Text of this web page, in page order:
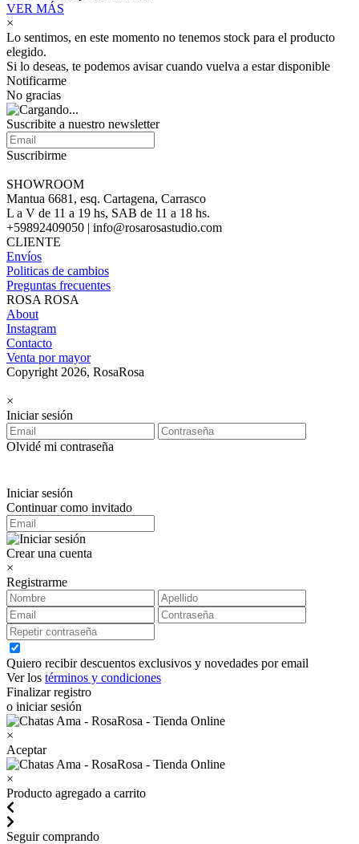
VER MÁS
×
Lo sentimos, en este momento no tenemos stock para el producto
elegido.
Si lo deseas, te podemos avisar cuando vuelva a estar disponible
Notificarme
No gracias
Suscribite a nuestro newsletter
Suscribirme
SHOWROOM
Mantua 6681, esq. Cartagena, Carrasco
L a V de 11 a 19 hs, SAB de 11 a 18 hs.
+59892409050 | info@rosarosastudio.com
CLIENTE
Envíos
Politicas de cambios
Preguntas frecuentes
ROSA ROSA
About
Instagram
Contacto
Venta por mayor
Copyright 2026, RosaRosa
×
Iniciar sesión
Olvidé mi contraseña
Iniciar sesión
Continuar como invitado
Crear una cuenta
×
Registrarme
Quiero recibir descuentos exclusivos y novedades por email
Ver los términos y condiciones
Finalizar registro
o iniciar sesión
×
Aceptar
×
Producto agregado a carrito
Seguir comprando